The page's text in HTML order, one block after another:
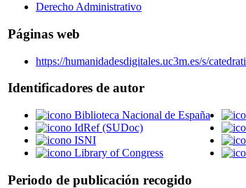
Derecho Administrativo
Páginas web
https://humanidadesdigitales.uc3m.es/s/
Identificadores de autor
Biblioteca Nacional de España
IdRef (SUDoc)
ISNI
Library of Congress
Periodo de publicación recogido